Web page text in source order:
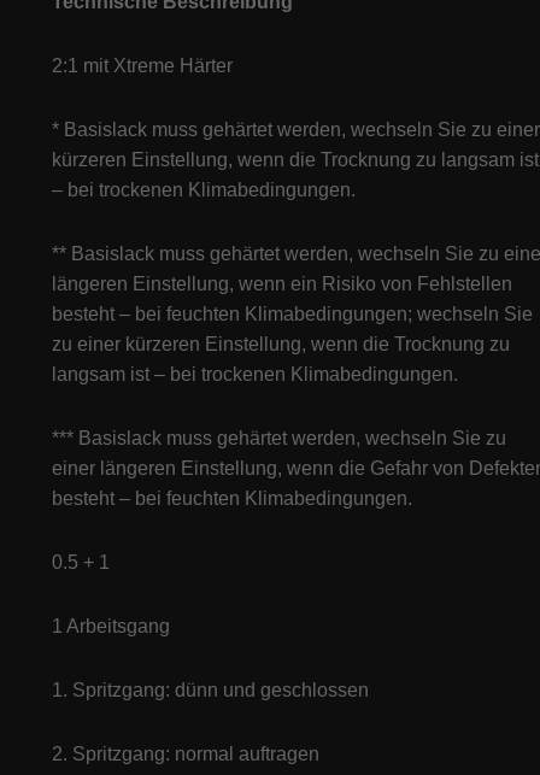
2:1 mit Xtreme Härter
* Basislack muss gehärtet werden, wechseln Sie zu einer
kürzeren Einstellung, wenn die Trocknung zu langsam ist
– bei trockenen Klimabedingungen.
** Basislack muss gehärtet werden, wechseln Sie zu
längeren Einstellung, wenn ein Risiko von Fehlstellen
besteht – bei feuchten Klimabedingungen; wechseln Sie
zu einer kürzeren Einstellung, wenn die Trocknung zu
langsam ist – bei trockenen Klimabedingungen.
*** Basislack muss gehärtet werden, wechseln Sie zu
einer längeren Einstellung, wenn die Gefahr von
besteht – bei feuchten Klimabedingungen.
0.5 + 1
1 Arbeitsgang
1. Spritzgang: dünn und geschlossen
2. Spritzgang: normal auftragen